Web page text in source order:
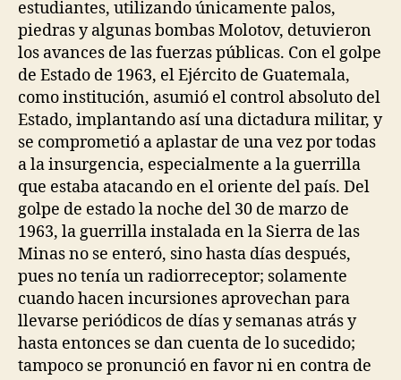
estudiantes, utilizando únicamente palos,
piedras y algunas bombas Molotov, detuvieron
los avances de las fuerzas públicas. Con el golpe
de Estado de 1963, el Ejército de Guatemala,
como institución, asumió el control absoluto del
Estado, implantando así una dictadura militar, y
se comprometió a aplastar de una vez por todas
a la insurgencia, especialmente a la guerrilla
que estaba atacando en el oriente del país. Del
golpe de estado la noche del 30 de marzo de
1963, la guerrilla instalada en la Sierra de las
Minas no se enteró, sino hasta días después,
pues no tenía un radiorreceptor; solamente
cuando hacen incursiones aprovechan para
llevarse periódicos de días y semanas atrás y
hasta entonces se dan cuenta de lo sucedido;
tampoco se pronunció en favor ni en contra de